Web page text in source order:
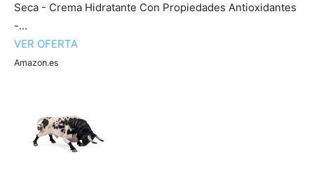
Seca - Crema Hidratante Con Propiedades Antioxidantes
-...
VER OFERTA
Amazon.es